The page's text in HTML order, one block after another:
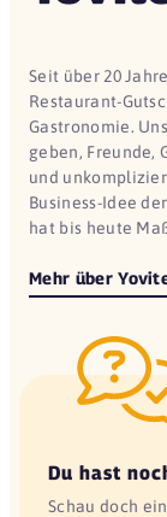
Seit über 20
Restaurant-
Gastronomie.
geben,
und
Business-Idee
hat bis heute
Mehr über
Du hast
Schau doch